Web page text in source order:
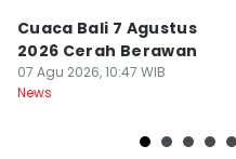
Cuaca Bali 7 Agustus
2026 Cerah Berawan
07 Agu 2026, 10:47 WIB
News